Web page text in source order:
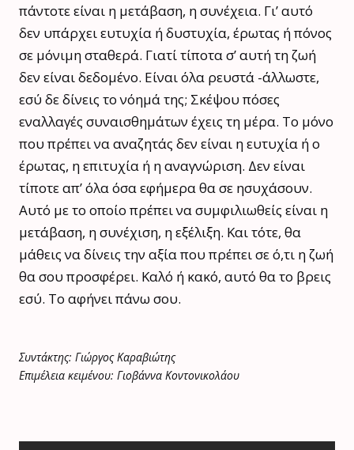
πάντοτε είναι η μετάβαση, η συνέχεια. Γι’ αυτό
δεν υπάρχει ευτυχία ή δυστυχία, έρωτας ή πόνος
σε μόνιμη σταθερά. Γιατί τίποτα σ’ αυτή τη ζωή
δεν είναι δεδομένο. Είναι όλα ρευστά -άλλωστε,
εσύ δε δίνεις το νόημά της; Σκέψου πόσες
εναλλαγές συναισθημάτων έχεις τη μέρα. Το μόνο
που πρέπει να αναζητάς δεν είναι η ευτυχία ή ο
έρωτας, η επιτυχία ή η αναγνώριση. Δεν είναι
τίποτε απ’ όλα όσα εφήμερα θα σε ησυχάσουν.
Αυτό με το οποίο πρέπει να συμφιλιωθείς είναι η
μετάβαση, η συνέχιση, η εξέλιξη. Και τότε, θα
μάθεις να δίνεις την αξία που πρέπει σε ό,τι η ζωή
θα σου προσφέρει. Καλό ή κακό, αυτό θα το βρεις
εσύ. Το αφήνει πάνω σου.
Συντάκτης: Γιώργος Καραβιώτης
Επιμέλεια κειμένου: Γιοβάννα Κοντονικολάου